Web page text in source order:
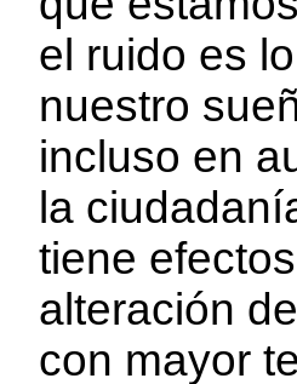
el ruido es
nuestro
incluso en
la
tiene
alteración
con mayor